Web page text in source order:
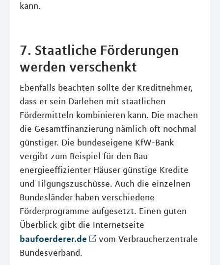
kann.
7. Staatliche Förderungen
werden verschenkt
Ebenfalls beachten sollte der Kreditnehmer,
dass er sein Darlehen mit staatlichen
Fördermitteln kombinieren kann. Die machen
die Gesamtfinanzierung nämlich oft nochmal
günstiger. Die bundeseigene KfW-Bank
vergibt zum Beispiel für den Bau
energieeffizienter Häuser günstige Kredite
und Tilgungszuschüsse. Auch die einzelnen
Bundesländer haben verschiedene
Förderprogramme aufgesetzt. Einen guten
Überblick gibt die Internetseite
baufoerderer.de
vom Verbraucherzentrale
Bundesverband.